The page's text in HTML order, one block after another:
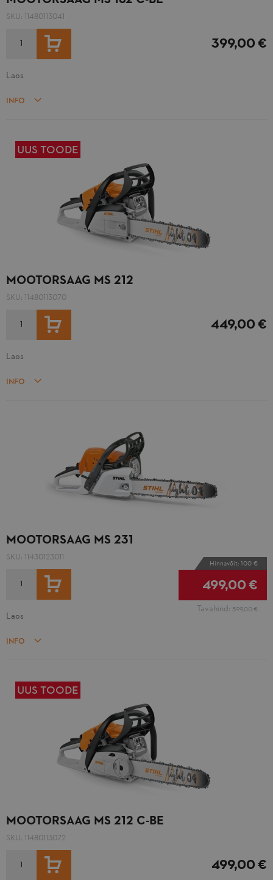
INFO
SKU: 11480113041
399,00 €
LISA OSTUKORVI
Laos
UUS TOODE
INFO
MOOTORSAAG MS 212
SKU: 11480113070
449,00 €
LISA OSTUKORVI
Laos
INFO
MOOTORSAAG MS 231
SKU: 11430123011
Hinnavõit: 100 €
499,00 €
Tavahind: 599,00 €
LISA OSTUKORVI
Laos
UUS TOODE
MOOTORSAAG MS 212 C-BE
SKU: 11480113072
499,00 €
LISA OSTUKORVI